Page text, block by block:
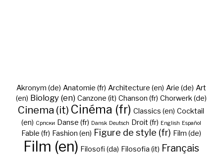
Akronym (de) Anatomie (fr) Architecture (en) Arie (de) Art
(en) Biology (en) Canzone (it) Chanson (fr) Chorwerk (de)
Cinema (it) Cinéma (fr) Classics (en) Cocktail
(en) Cрпски Danse (fr) Dansk Deutsch Droit (fr) English Español
Fable (fr) Fashion (en) Figure de style (fr) Film (de)
Film (en) Filosofi (da) Filosofia (it) Français